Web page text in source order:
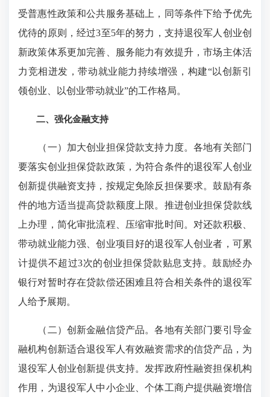
受普惠性政策和公共服务基础上，同等条件下给予优先
优待的原则，经过3至5年的努力，支持退役军人创业创
新政策体系更加完善、服务能力有效提升，市场主体活
力竞相迸发，带动就业能力持续增强，构建“以创新引
领创业、以创业带动就业”的工作格局。
二、强化金融支持
（一）加大创业担保贷款支持力度。各地有关部门
要落实创业担保贷款政策，为符合条件的退役军人创业
创新提供融资支持，按规定免除反担保要求。鼓励有条
件的地方适当提高贷款额度上限。推进创业担保贷款线
上办理，简化审批流程、压缩审批时间。对还款积极、
带动就业能力强、创业项目好的退役军人创业者，可累
计提供不超过3次的创业担保贷款贴息支持。鼓励经办
银行对暂时存在贷款偿还困难且符合相关条件的退役军
人给予展期。
（二）创新金融信贷产品。各地有关部门要引导金
融机构创新适合退役军人有效融资需求的信贷产品，为
退役军人创业创新提供支持。发挥政府性融资担保机构
作用，为退役军人中小企业、个体工商户提供融资增信